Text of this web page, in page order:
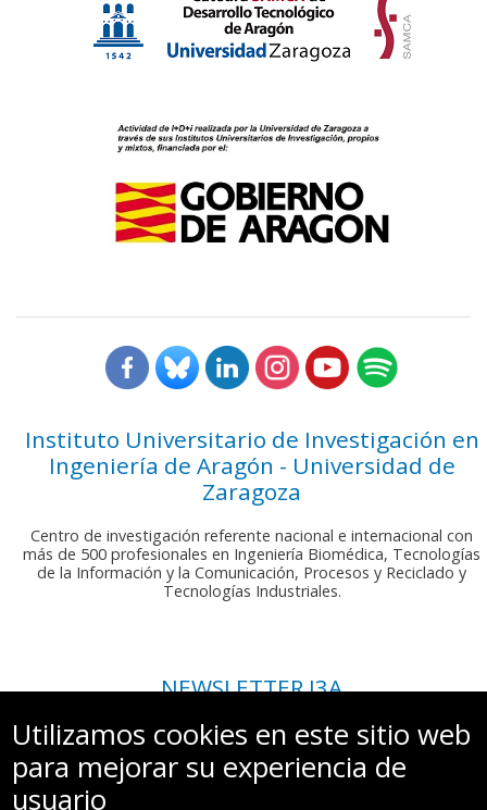
Instituto Universitario de Investigación en
Ingeniería de Aragón - Universidad de
Zaragoza
Centro de investigación referente nacional e internacional con
más de 500 profesionales en Ingeniería Biomédica, Tecnologías
de la Información y la Comunicación, Procesos y Reciclado y
Tecnologías Industriales.
NEWSLETTER I3A
Si deseas recibir nuestro boletín mensual, envíanos un correo a:
comunicacion.i3a@unizar.es
Utilizamos cookies en este sitio web
para mejorar su experiencia de
usuario